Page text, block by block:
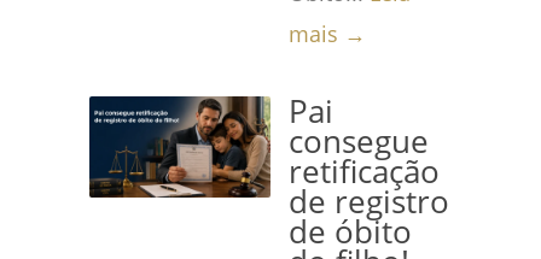
mais →
Pai
consegue
retificação
de registro
de óbito